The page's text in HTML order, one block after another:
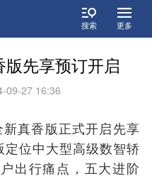
搜索 更多
先享预订开启
09-27 16:36
真香版正式开启先享
定位中大型高级数智轿
出行痛点，五大进阶